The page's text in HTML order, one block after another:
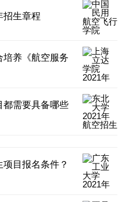
招生章程
培养《航空服务
都需要具备哪些
目报名条件？